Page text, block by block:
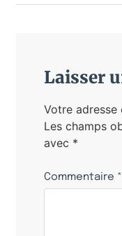
Laisser
Votre adresse
Les champs
avec *
Commentaire *